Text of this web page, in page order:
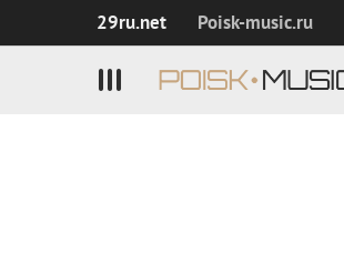
29ru.net Poisk‑music.ru